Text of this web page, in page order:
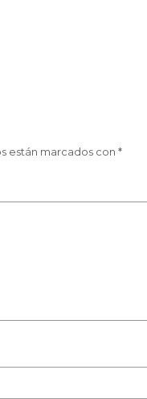
están marcados con*